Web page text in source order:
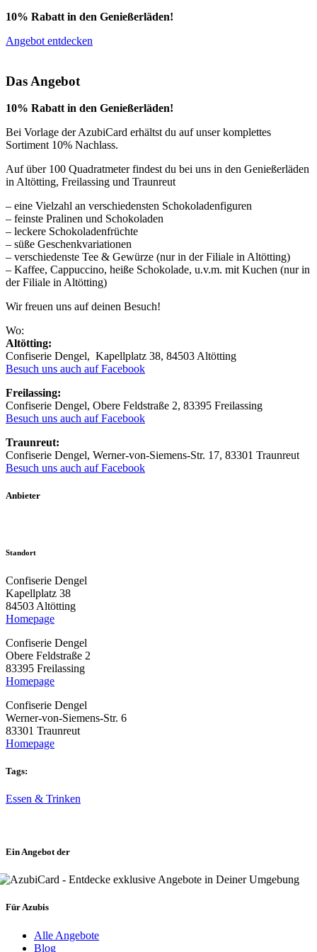
10% Rabatt in den Genießerläden!
Angebot entdecken
Das Angebot
10% Rabatt in den Genießerläden!
Bei Vorlage der AzubiCard erhältst du auf unser komplettes
Sortiment 10% Nachlass.
Auf über 100 Quadratmeter findest du bei uns in den Genießerläden
in Altötting, Freilassing und Traunreut
– eine Vielzahl an verschiedensten Schokoladenfiguren
– feinste Pralinen und Schokoladen
– leckere Schokoladenfrüchte
– süße Geschenkvariationen
– verschiedenste Tee & Gewürze (nur in der Filiale in Altötting)
– Kaffee, Cappuccino, heiße Schokolade, u.v.m. mit Kuchen (nur in
der Filiale in Altötting)
Wir freuen uns auf deinen Besuch!
Wo:
Altötting:
Confiserie Dengel, Kapellplatz 38, 84503 Altötting
Besuch uns auch auf Facebook
Freilassing:
Confiserie Dengel, Obere Feldstraße 2, 83395 Freilassing
Besuch uns auch auf Facebook
Traunreut:
Confiserie Dengel, Werner-von-Siemens-Str. 17, 83301 Traunreut
Besuch uns auch auf Facebook
Anbieter
Standort
Confiserie Dengel
Kapellplatz 38
84503 Altötting
Homepage
Confiserie Dengel
Obere Feldstraße 2
83395 Freilassing
Homepage
Confiserie Dengel
Werner-von-Siemens-Str. 6
83301 Traunreut
Homepage
Tags:
Essen & Trinken
Ein Angebot der
Für Azubis
Alle Angebote
Blog